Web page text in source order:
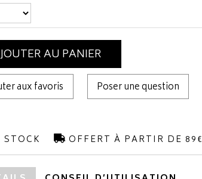
AU PANIER
aux favoris Poser une question
STOCK OFFERT À PARTIR DE 89€